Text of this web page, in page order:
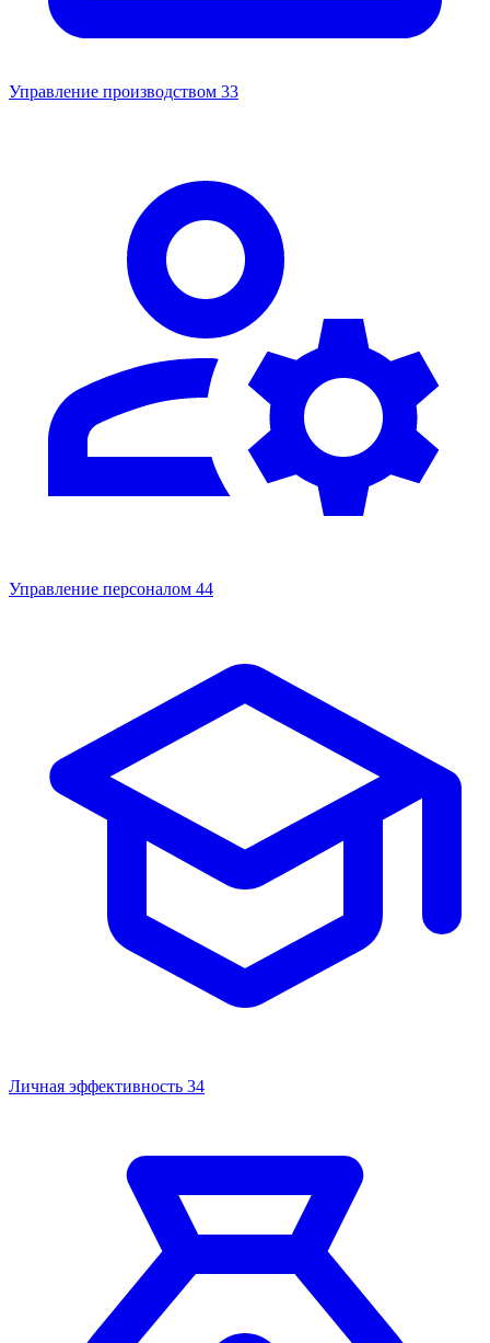
Управление производством 33
Управление персоналом 44
Личная эффективность 34